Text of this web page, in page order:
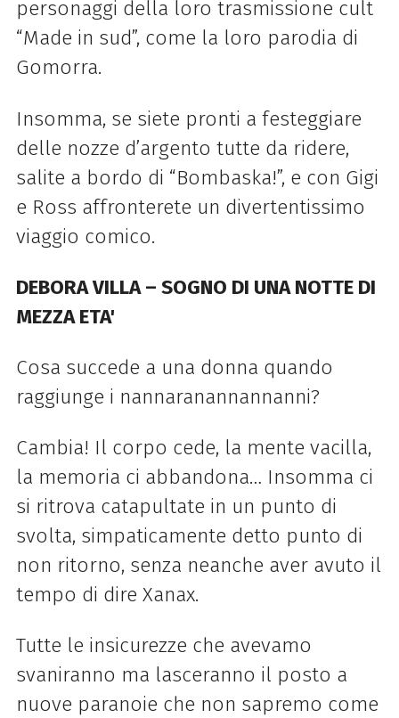
personaggi della loro trasmissione cult
“Made in sud”, come la loro parodia di
Gomorra.
Insomma, se siete pronti a festeggiare
delle nozze d’argento tutte da ridere,
salite a bordo di “Bombaska!”, e con Gigi
e Ross affronterete un divertentissimo
viaggio comico.
DEBORA VILLA – SOGNO DI UNA NOTTE DI
MEZZA ETA'
Cosa succede a una donna quando
raggiunge i nannaranannannanni?
Cambia! Il corpo cede, la mente vacilla,
la memoria ci abbandona… Insomma ci
si ritrova catapultate in un punto di
svolta, simpaticamente detto punto di
non ritorno, senza neanche aver avuto il
tempo di dire Xanax.
Tutte le insicurezze che avevamo
svaniranno ma lasceranno il posto a
nuove paranoie che non sapremo come